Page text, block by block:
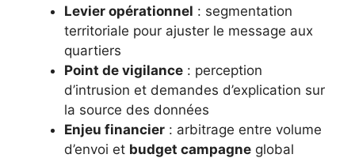
Levier opérationnel : segmentation
territoriale pour ajuster le message aux
quartiers
Point de vigilance : perception
d’intrusion et demandes d’explication sur
la source des données
Enjeu financier : arbitrage entre volume
d’envoi et budget campagne global